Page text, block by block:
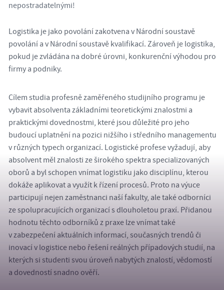
nepostradatelnými!
Logistika je jako povolání zakotvena v Národní soustavě
povolání a v Národní soustavě kvalifikací. Zároveň je logistika,
pokud je zvládána na dobré úrovni, konkurenční výhodou pro
firmy a podniky.
Cílem studia profesně zaměřeného studijního programu je
vybavit absolventa základními teoretickými znalostmi a
praktickými dovednostmi, které jsou důležité pro jeho
budoucí uplatnění na pozici nižšího i středního managementu
v různých typech organizací. Logistické profese vyžadují, aby
absolvent měl znalosti ze širokého spektra specializovaných
oborů a byl schopen vnímat logistiku jako disciplínu, kterou
dokáže aplikovat a využít k řízení procesů. Proto na výuce
participují nejen zaměstnanci naší fakulty, ale také odborníci
ze spolupracujících organizací s dlouholetou praxí. Přidanou
hodnotu těchto odborníků z praxe lze vnímat také
v zabezpečení aktuálních informací, současných trendů či
inovací v logistice nebo řešení reálných případových studií, na
kterých si studenti svou úroveň nabytých znalostí, vědomostí
a dovedností snadno ověří.